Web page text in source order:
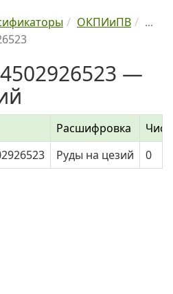
ОКПИиПВ
...
—
Расшифровка
Руды на цезий 0